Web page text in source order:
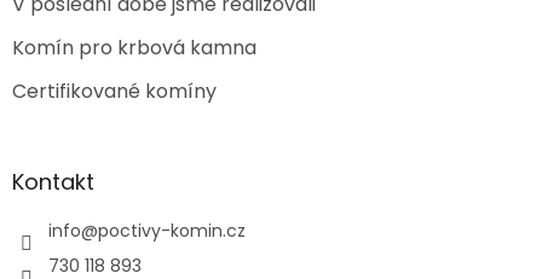
Komín pro krbová kamna
Certifikované komíny
Kontakt
info@poctivy-komin.cz
730 118 893